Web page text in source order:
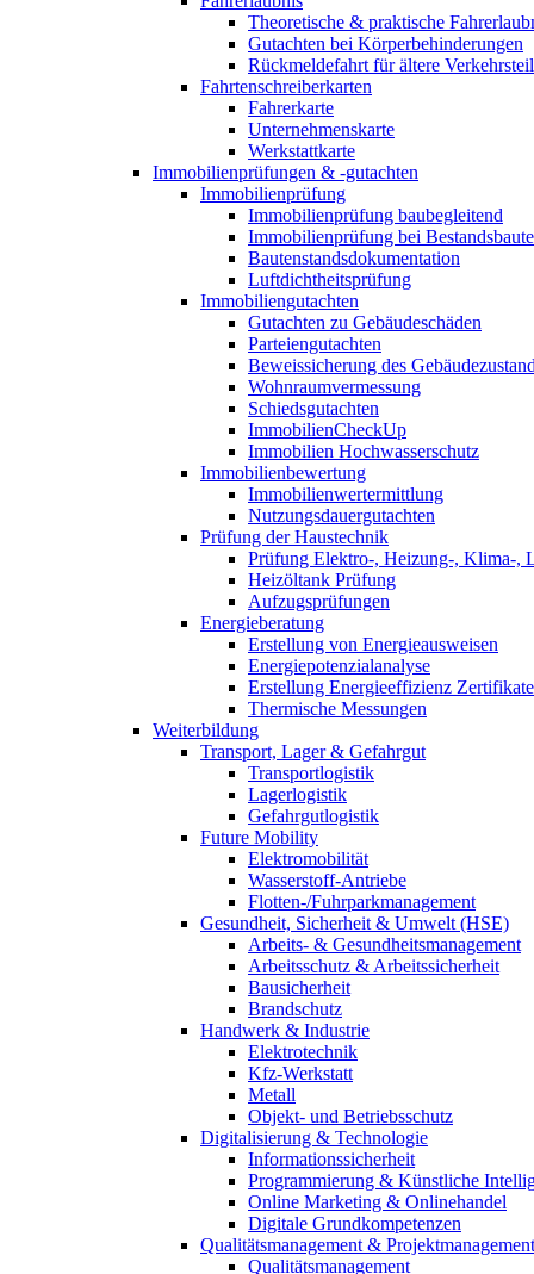
Theoretische & praktische
Gutachten bei Körperbehinderungen
Rückmeldefahrt für ältere
Fahrtenschreiberkarten
Fahrerkarte
Unternehmenskarte
Werkstattkarte
Immobilienprüfungen & -gutachten
Immobilienprüfung
Immobilienprüfung baubegleitend
Immobilienprüfung bei
Bautenstandsdokumentation
Luftdichtheitsprüfung
Immobiliengutachten
Gutachten zu Gebäudeschäden
Parteiengutachten
Beweissicherung des
Wohnraumvermessung
Schiedsgutachten
ImmobilienCheckUp
Immobilien Hochwasserschutz
Immobilienbewertung
Immobilienwertermittlung
Nutzungsdauergutachten
Prüfung der Haustechnik
Prüfung Elektro-, Heizung-, Klima-,
Heizöltank Prüfung
Aufzugsprüfungen
Energieberatung
Erstellung von Energieausweisen
Energiepotenzialanalyse
Erstellung Energieeffizienz Zertifikate
Thermische Messungen
Weiterbildung
Transport, Lager & Gefahrgut
Transportlogistik
Lagerlogistik
Gefahrgutlogistik
Future Mobility
Elektromobilität
Wasserstoff-Antriebe
Flotten-/Fuhrparkmanagement
Gesundheit, Sicherheit & Umwelt (HSE)
Arbeits- & Gesundheitsmanagement
Arbeitsschutz & Arbeitssicherheit
Bausicherheit
Brandschutz
Handwerk & Industrie
Elektrotechnik
Kfz-Werkstatt
Metall
Objekt- und Betriebsschutz
Digitalisierung & Technologie
Informationssicherheit
Programmierung & Künstliche
Online Marketing & Onlinehandel
Digitale Grundkompetenzen
Qualitätsmanagement & Projektmanagement
Qualitätsmanagement